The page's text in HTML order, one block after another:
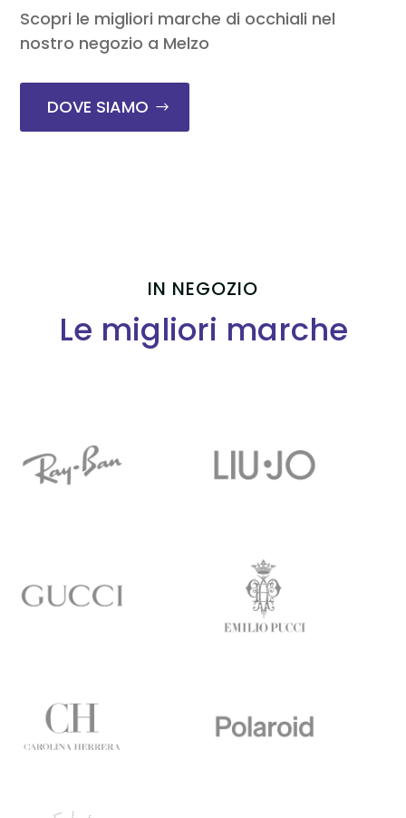
Scopri le migliori marche di occhiali nel
nostro negozio a Melzo
DOVE SIAMO
IN NEGOZIO
Le migliori marche